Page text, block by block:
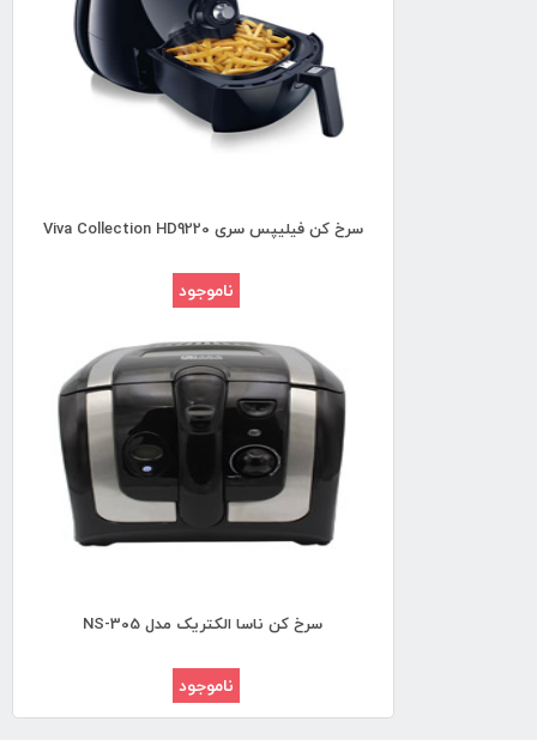
سرخ کن فيليپس سری Viva Collection HD9220
ناموجود
سرخ کن ناسا الکتریک مدل NS-305
ناموجود